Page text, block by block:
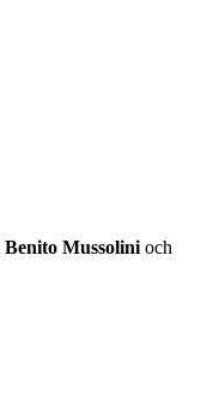
Benito Mussolini och